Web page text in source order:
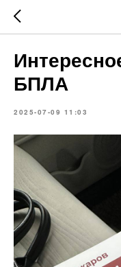
БПЛА
2025-07-09 11:03